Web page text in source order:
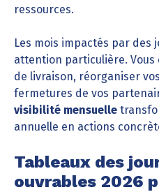
ressources.
Les mois impactés par des
attention particulière.
de livraison, réorganiser
fermetures de vos
visibilité mensuelle
annuelle en actions
Tableaux des
ouvrables 2026